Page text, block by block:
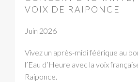
VOIX DE RAIPONCE
Juin 2026
Vivez un après-midi féérique au
l’Eau d’Heure avec la voix
Raiponce.